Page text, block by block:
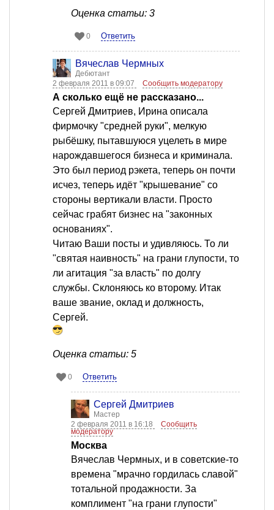
Оценка статьи: 3
0 Ответить
Вячеслав Чермных
Дебютант
2 февраля 2011 в 09:07
Сообщить модератору
А сколько ещё не рассказано...
Сергей Дмитриев, Ирина описала
фирмочку "средней руки", мелкую
рыбёшку, пытавшуюся уцелеть в мире
нарождавшегося бизнеса и криминала.
Это был период рэкета, теперь он почти
исчез, теперь идёт "крышевание" со
стороны вертикали власти. Просто
сейчас грабят бизнес на "законных
основаниях".
Читаю Ваши посты и удивляюсь. То ли
"святая наивность" на грани глупости, то
ли агитация "за власть" по долгу
службы. Склоняюсь ко второму. Итак
ваше звание, оклад и должность,
Сергей.
Оценка статьи: 5
0 Ответить
Сергей Дмитриев
Мастер
2 февраля 2011 в 16:18
Сообщить
модератору
Москва
Вячеслав Чермных, и в советские-то
времена "мрачно гордилась славой"
тотальной продажности. За
комплимент "на грани глупости"